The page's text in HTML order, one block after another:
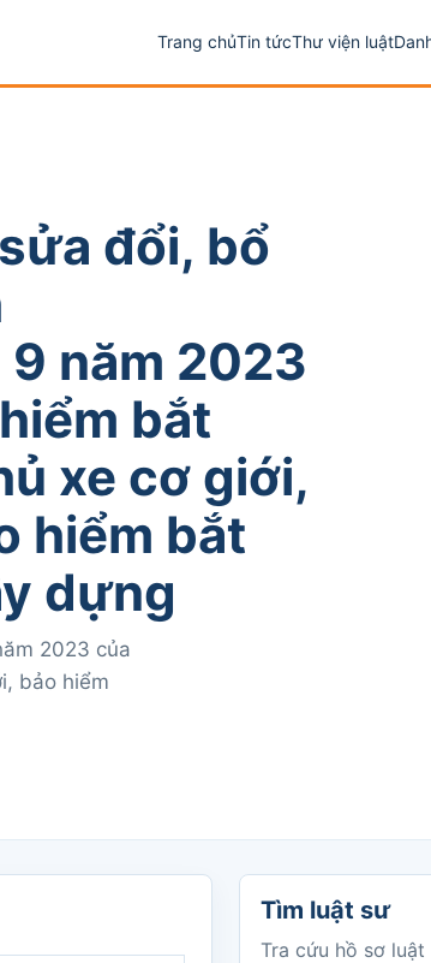
Trang chủTin tứcThư viện luật
đổi, bổ
năm 2023
bắt
xe cơ giới,
hiểm bắt
dựng
2023 của
bảo hiểm
Tìm luật sư
Tra cứu hồ sơ
Tìm luật sư